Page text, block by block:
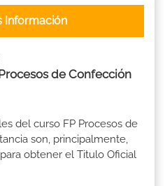
Información
de Confección
del curso FP Procesos de
son, principalmente,
obtener el Titulo Oficial